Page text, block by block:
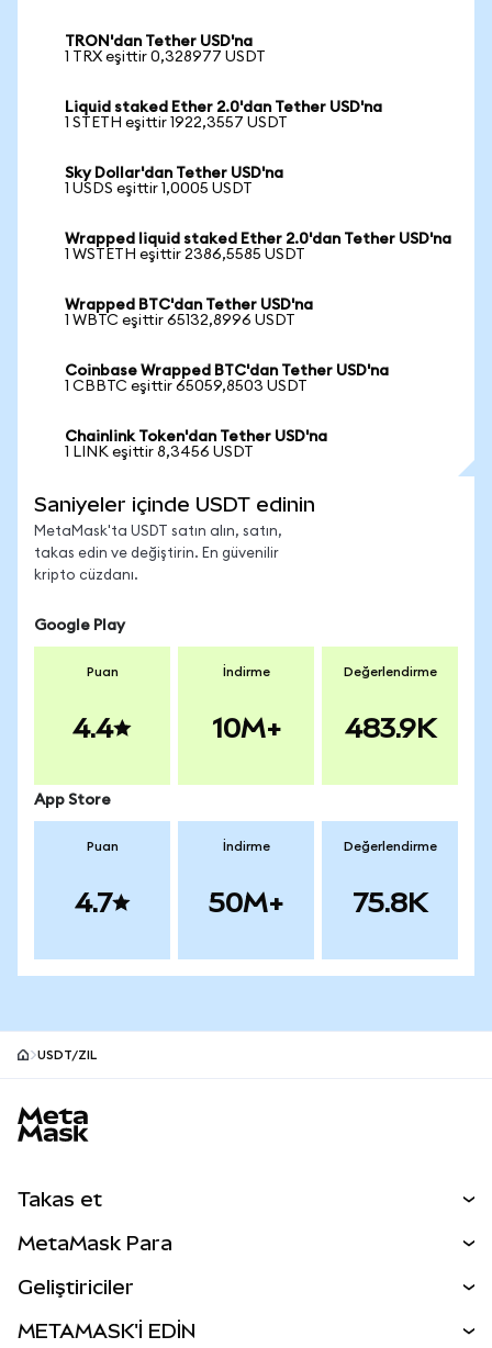
TRON'dan Tether USD'na
1 TRX eşittir 0,328977 USDT
Liquid staked Ether 2.0'dan Tether USD'na
1 STETH eşittir 1922,3557 USDT
Sky Dollar'dan Tether USD'na
1 USDS eşittir 1,0005 USDT
Wrapped liquid staked Ether 2.0'dan Tether USD'na
1 WSTETH eşittir 2386,5585 USDT
Wrapped BTC'dan Tether USD'na
1 WBTC eşittir 65132,8996 USDT
Coinbase Wrapped BTC'dan Tether USD'na
1 CBBTC eşittir 65059,8503 USDT
Chainlink Token'dan Tether USD'na
1 LINK eşittir 8,3456 USDT
Saniyeler içinde USDT edinin
MetaMask'ta USDT satın alın, satın,
takas edin ve değiştirin. En güvenilir
kripto cüzdanı.
Google Play
Puan
4.4
İndirme
10M+
Değerlendirme
483.9K
App Store
Puan
4.7
İndirme
50M+
Değerlendirme
75.8K
USDT/ZIL
Takas et
Perps
RWA'lar
MetaMask Para
Geliştiriciler
METAMASK'İ EDİN